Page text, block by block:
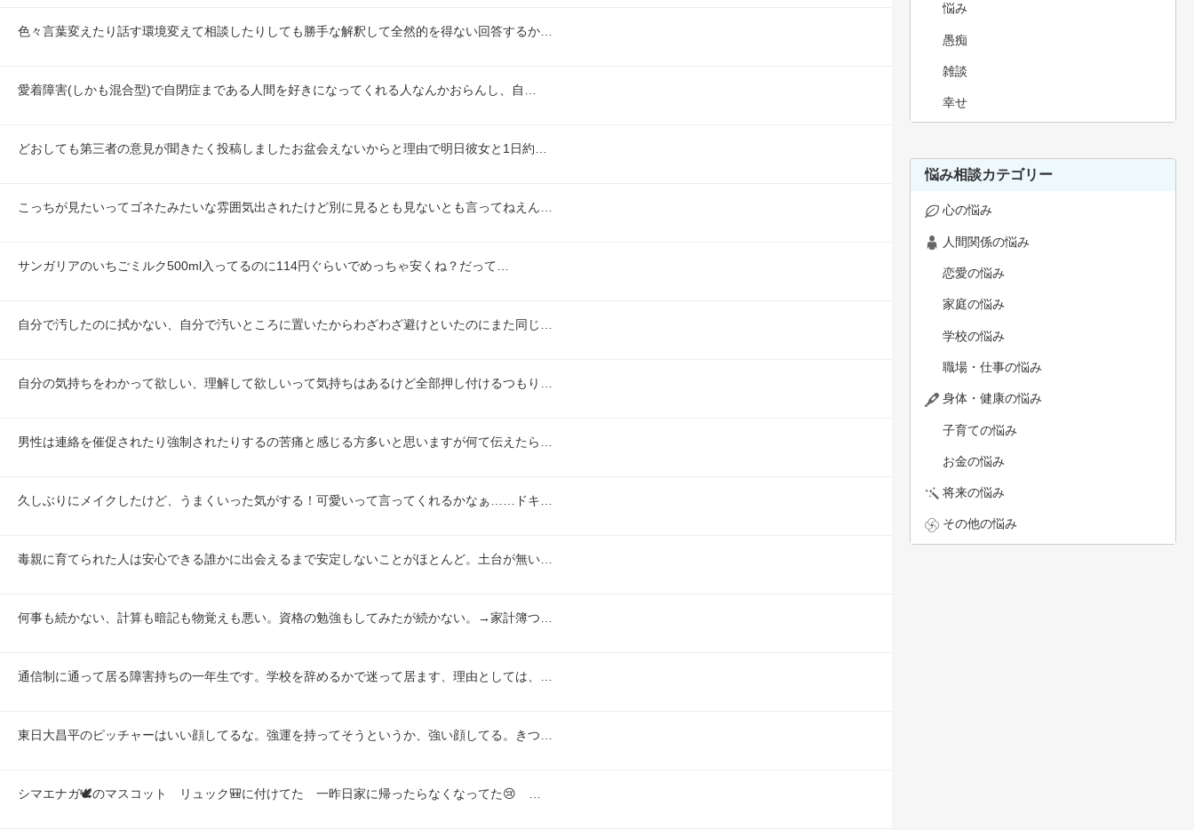
色々言葉変えたり話す環境変えて相談したりしても勝手な解釈して全然的を得ない回答するか…
愛着障害(しかも混合型)で自閉症まである人間を好きになってくれる人なんかおらんし、自…
どおしても第三者の意見が聞きたく投稿しましたお盆会えないからと理由で明日彼女と1日約…
こっちが見たいってゴネたみたいな雰囲気出されたけど別に見るとも見ないとも言ってねえん…
サンガリアのいちごミルク500ml入ってるのに114円ぐらいでめっちゃ安くね？だって…
自分で汚したのに拭かない、自分で汚いところに置いたからわざわざ避けといたのにまた同じ…
自分の気持ちをわかって欲しい、理解して欲しいって気持ちはあるけど全部押し付けるつもり…
男性は連絡を催促されたり強制されたりするの苦痛と感じる方多いと思いますが何て伝えたら…
久しぶりにメイクしたけど、うまくいった気がする！可愛いって言ってくれるかなぁ……ドキ…
毒親に育てられた人は安心できる誰かに出会えるまで安定しないことがほとんど。土台が無い…
何事も続かない、計算も暗記も物覚えも悪い。資格の勉強もしてみたが続かない。→家計簿つ…
通信制に通って居る障害持ちの一年生です。学校を辞めるかで迷って居ます、理由としては、…
東日大昌平のピッチャーはいい顔してるな。強運を持ってそうというか、強い顔してる。きつ…
シマエナガ🕊️のマスコット　リュック🎒に付けてた　一昨日家に帰ったらなくなってた😢　…
悩み
愚痴
雑談
幸せ
悩み相談カテゴリー
心の悩み
人間関係の悩み
恋愛の悩み
家庭の悩み
学校の悩み
職場・仕事の悩み
身体・健康の悩み
子育ての悩み
お金の悩み
将来の悩み
その他の悩み